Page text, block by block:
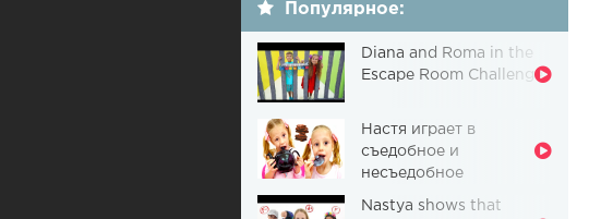
Популярное:
Diana and Roma in the
Escape Room Challenge
Настя играет в
съедобное и
несъедобное
Nastya shows that